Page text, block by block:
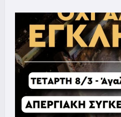
ΟΡΓΗ
ΝΑ
ΓΙΝΕΙ
ΑΓΩΝΑΣ
ΝΕΟ
ΣΥΛΛΑΛΗΤΗΡΙΟ
ΓΙΑ
ΤΟ
ΕΓΚΛΗΜΑ
ΣΤΑ
ΤΕΜΠΗ
12/3